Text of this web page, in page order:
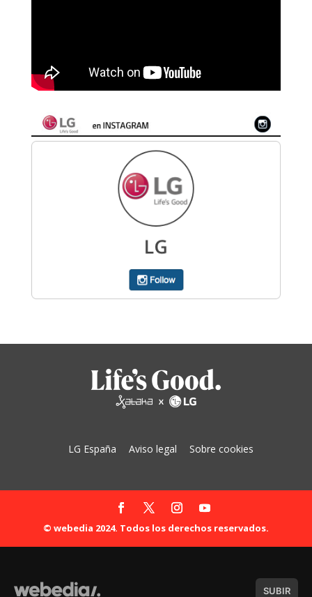
LG España Aviso legal Sobre cookies
© webedia 2024. Todos los derechos reservados.
SUBIR